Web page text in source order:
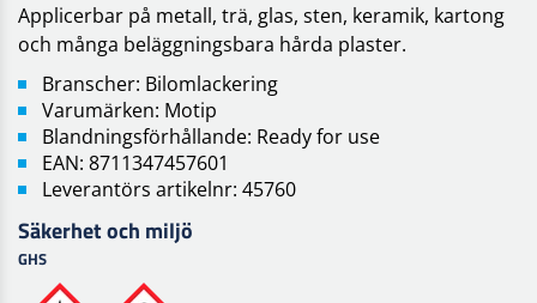
Applicerbar på metall, trä, glas, sten, keramik, kartong
och många beläggningsbara hårda plaster.
Branscher: Bilomlackering
Varumärken: Motip
Blandningsförhållande: Ready for use
EAN: 8711347457601
Leverantörs artikelnr: 45760
Säkerhet och miljö
GHS